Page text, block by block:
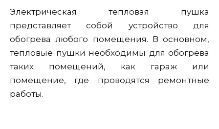
Электрическая тепловая пушка
представляет собой устройство для
обогрева любого помещения. В основном,
тепловые пушки необходимы для обогрева
таких помещений, как гараж или
помещение, где проводятся ремонтные
работы.